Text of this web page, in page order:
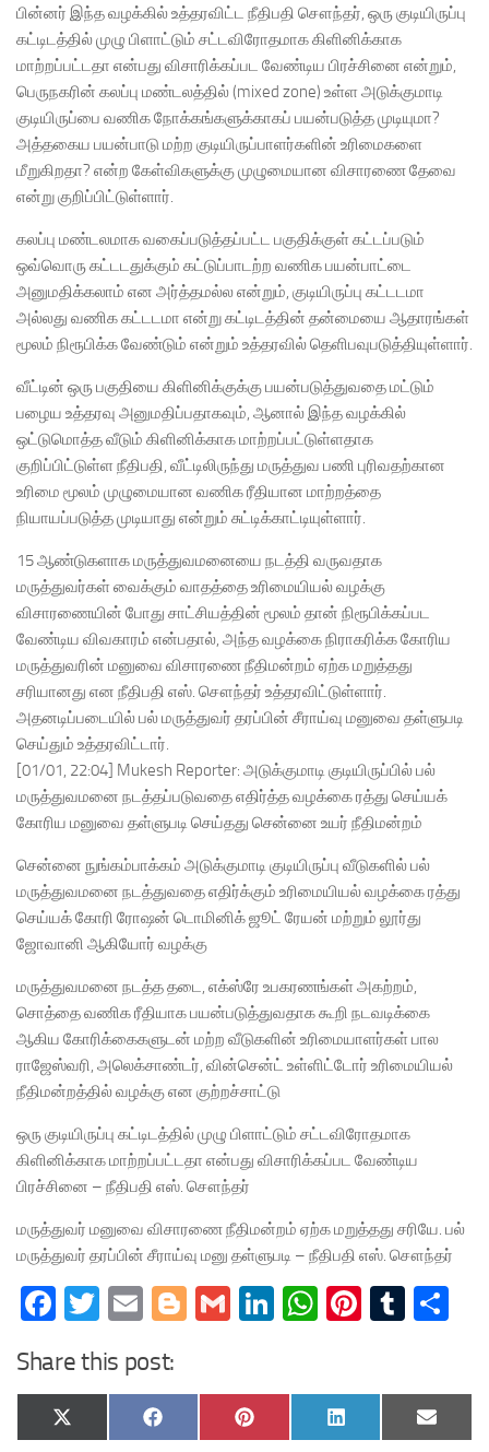
பின்னர் இந்த வழக்கில் உத்தரவிட்ட நீதிபதி சௌந்தர், ஒரு குடியிருப்பு
கட்டிடத்தில் முழு பிளாட்டும் சட்டவிரோதமாக கிளினிக்காக
மாற்றப்பட்டதா என்பது விசாரிக்கப்பட வேண்டிய பிரச்சினை என்றும்,
பெருநகரின் கலப்பு மண்டலத்தில் (mixed zone) உள்ள அடுக்குமாடி
குடியிருப்பை வணிக நோக்கங்களுக்காகப் பயன்படுத்த முடியுமா?
அத்தகைய பயன்பாடு மற்ற குடியிருப்பாளர்களின் உரிமைகளை
மீறுகிறதா? என்ற கேள்விகளுக்கு முழுமையான விசாரணை தேவை
என்று குறிப்பிட்டுள்ளார்.
கலப்பு மண்டலமாக வகைப்படுத்தப்பட்ட பகுதிக்குள் கட்டப்படும்
ஒவ்வொரு கட்டடதுக்கும் கட்டுப்பாடற்ற வணிக பயன்பாட்டை
அனுமதிக்கலாம் என அர்த்தமல்ல என்றும், குடியிருப்பு கட்டடமா
அல்லது வணிக கட்டடமா என்று கட்டிடத்தின் தன்மையை ஆதாரங்கள்
மூலம் நிரூபிக்க வேண்டும் என்றும் உத்தரவில் தெளிபவுபடுத்தியுள்ளார்.
வீட்டின் ஒரு பகுதியை கிளினிக்குக்கு பயன்படுத்துவதை மட்டும்
பழைய உத்தரவு அனுமதிப்பதாகவும், ஆனால் இந்த வழக்கில்
ஒட்டுமொத்த வீடும் கிளினிக்காக மாற்றப்பட்டுள்ளதாக
குறிப்பிட்டுள்ள நீதிபதி, வீட்டிலிருந்து மருத்துவ பணி புரிவதற்கான
உரிமை மூலம் முழுமையான வணிக ரீதியான மாற்றத்தை
நியாயப்படுத்த முடியாது என்றும் சுட்டிக்காட்டியுள்ளார்.
15 ஆண்டுகளாக மருத்துவமனையை நடத்தி வருவதாக
மருத்துவர்கள் வைக்கும் வாதத்தை உரிமையியல் வழக்கு
விசாரணையின் போது சாட்சியத்தின் மூலம் தான் நிரூபிக்கப்பட
வேண்டிய விவகாரம் என்பதால், அந்த வழக்கை நிராகரிக்க கோரிய
மருத்துவரின் மனுவை விசாரணை நீதிமன்றம் ஏற்க மறுத்தது
சரியானது என நீதிபதி எஸ். சௌந்தர் உத்தரவிட்டுள்ளார்.
அதனடிப்படையில் பல் மருத்துவர் தரப்பின் சீராய்வு மனுவை தள்ளுபடி
செய்தும் உத்தரவிட்டார்.
[01/01, 22:04] Mukesh Reporter: அடுக்குமாடி குடியிருப்பில் பல்
மருத்துவமனை நடத்தப்படுவதை எதிர்த்த வழக்கை ரத்து செய்யக்
கோரிய மனுவை தள்ளுபடி செய்தது சென்னை உயர் நீதிமன்றம்
சென்னை நுங்கம்பாக்கம் அடுக்குமாடி குடியிருப்பு வீடுகளில் பல்
மருத்துவமனை நடத்துவதை எதிர்க்கும் உரிமையியல் வழக்கை ரத்து
செய்யக் கோரி ரோஷன் டொமினிக் ஜூட் ரேயன் மற்றும் லூர்து
ஜோவானி ஆகியோர் வழக்கு
மருத்துவமனை நடத்த தடை, எக்ஸ்ரே உபகரணங்கள் அகற்றம்,
சொத்தை வணிக ரீதியாக பயன்படுத்துவதாக கூறி நடவடிக்கை
ஆகிய கோரிக்கைகளுடன் மற்ற வீடுகளின் உரிமையாளர்கள் பால
ராஜேஸ்வரி, அலெக்சாண்டர், வின்சென்ட் உள்ளிட்டோர் உரிமையியல்
நீதிமன்றத்தில் வழக்கு என குற்றச்சாட்டு
ஒரு குடியிருப்பு கட்டிடத்தில் முழு பிளாட்டும் சட்டவிரோதமாக
கிளினிக்காக மாற்றப்பட்டதா என்பது விசாரிக்கப்பட வேண்டிய
பிரச்சினை – நீதிபதி எஸ். சௌந்தர்
மருத்துவர் மனுவை விசாரணை நீதிமன்றம் ஏற்க மறுத்தது சரியே. பல்
மருத்துவர் தரப்பின் சீராய்வு மனு தள்ளுபடி – நீதிபதி எஸ். சௌந்தர்
Facebook
Twitter
EmailBlogger
GmailLinkedIn
WhatsApp
Share this post:
Share
on
X
(Twitter)
Share
on
Facebook
Share
on
Pinterest
Share
on
LinkedIn
Share
on
Email